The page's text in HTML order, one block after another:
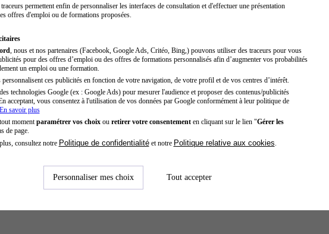
- Paris
permettent enfin de personnaliser les interfaces de consultation et d'effectuer une présentation
offres d'emploi ou de formations proposées.
, nous et nos partenaires (Facebook, Google Ads, Critéo, Bing,) pouvons utiliser des traceurs pour vous
pour des offres d’emploi ou des offres de formations personnalisés afin d’augmenter vos probabilités
un emploi ou une formation.
personnalisent ces publicités en fonction de votre navigation, de votre profil et de vos centres d’intérêt.
technologies Google (ex : Google Ads) pour mesurer l'audience et proposer des contenus/publicités
acceptant, vous consentez à l'utilisation de vos données par Google conformément à leur politique de
En savoir plus
moment paramétrer vos choixou retirer votre consentementen cliquant sur le lien "Gérer les
de page.
consultez notre Politique de confidentialitéet notre Politique relative aux cookies
Personnaliser mes choix Tout accepter